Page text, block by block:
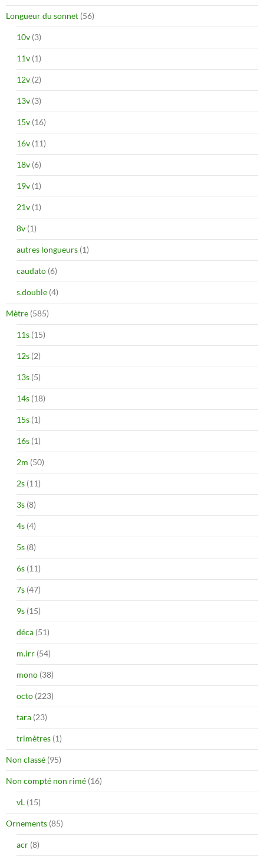
Longueur du sonnet (56)
10v (3)
11v (1)
12v (2)
13v (3)
15v (16)
16v (11)
18v (6)
19v (1)
21v (1)
8v (1)
autres longueurs (1)
caudato (6)
s.double (4)
Mètre (585)
11s (15)
12s (2)
13s (5)
14s (18)
15s (1)
16s (1)
2m (50)
2s (11)
3s (8)
4s (4)
5s (8)
6s (11)
7s (47)
9s (15)
déca (51)
m.irr (54)
mono (38)
octo (223)
tara (23)
trimètres (1)
Non classé (95)
Non compté non rimé (16)
vL (15)
Ornements (85)
acr (8)